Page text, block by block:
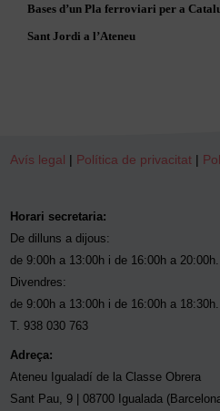
Bases d’un Pla ferroviari per a
Sant Jordi a l’Ateneu
Avís legal | Política de privacitat |
Horari secretaria:
De dilluns a dijous:
de 9:00h a 13:00h i de 16:00h a 20:00h.
Divendres:
de 9:00h a 13:00h i de 16:00h a 18:30h.
T. 938 030 763
Adreça:
Ateneu Igualadí de la Classe Obrera
Sant Pau, 9 | 08700 Igualada